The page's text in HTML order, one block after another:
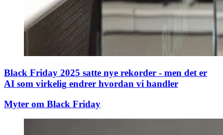
Black Friday 2025 satte nye rekorder - men det er
AI som virkelig endrer hvordan vi handler
Myter om Black Friday